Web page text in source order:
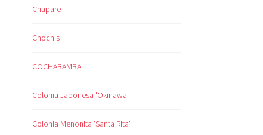
Chapare
Chochis
COCHABAMBA
Colonia Japonesa 'Okinawa'
Colonia Menonita 'Santa Rita'